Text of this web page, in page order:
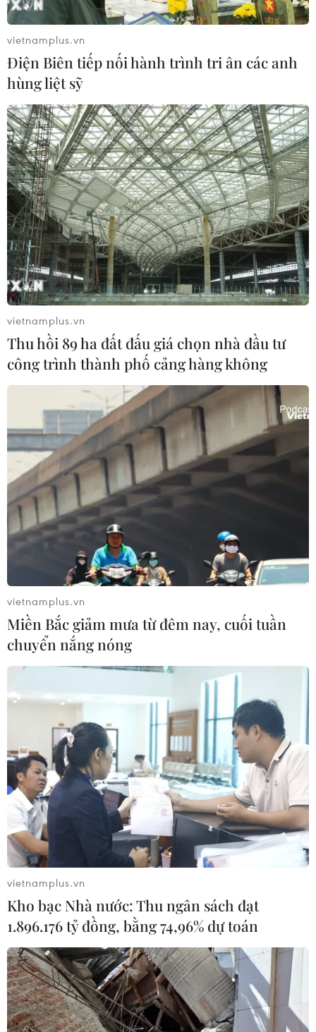
Cựu lãnh đạo TEPCO bồi thường 95 tỷ USD
liên quan thảm họa Fukushima
13/07/2022 12:19
Trong vụ kiện, 48 cổ đông yêu cầu các lãnh đạo của
TEPCO bồi thường tổng cộng khoảng 22.000 tỷ yen (160
tỷ USD) và đây là khoản tiền yêu cầu bồi thường lớn
nhất trong một vụ kiện dân sự ở Nhật Bản.
Cựu lãnh đạo TEPCO kháng cáo phán
quyết bồi thường 98 tỷ USD
28/07/2022 10:58
Các cựu lãnh đạo của Công ty Điện lực Tokyo (TEPCO)
đã kháng cáo phán quyết yêu cầu bồi thường 98 tỷ USD
nhằm bù đắp thiệt hại sau sự cố rò rỉ phóng xạ năm
2011 tại Fukushima số 1.
TEPCO bắt đầu xây dựng hạ tầng xả nước
thải nhiễm xạ ra biển
03/08/2022 10:00
Hạ tầng xả thải của TEPCO bao gồm các điểm giám
sát, bảo vệ môi trường và đường dẫn từ khu chứa nước
thải nhiễm xạ ra biển, dài khoảng 1km, cách mặt biển
12m và hướng về phía Đông Thái Bình Dương.
vietnamplus.vn
Điện Biên tiếp nối hành trình tri ân các anh
hùng liệt sỹ
vietnamplus.vn
Thu hồi 89 ha đất đấu giá chọn nhà đầu tư
công trình thành phố cảng hàng không
vietnamplus.vn
Miền Bắc giảm mưa từ đêm nay, cuối tuần
chuyển nắng nóng
vietnamplus.vn
Kho bạc Nhà nước: Thu ngân sách đạt
1.896.176 tỷ đồng, bằng 74,96% dự toán